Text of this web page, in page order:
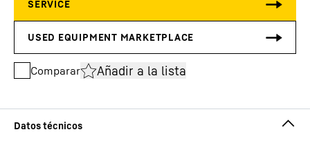
Comparar Añadir a la lista